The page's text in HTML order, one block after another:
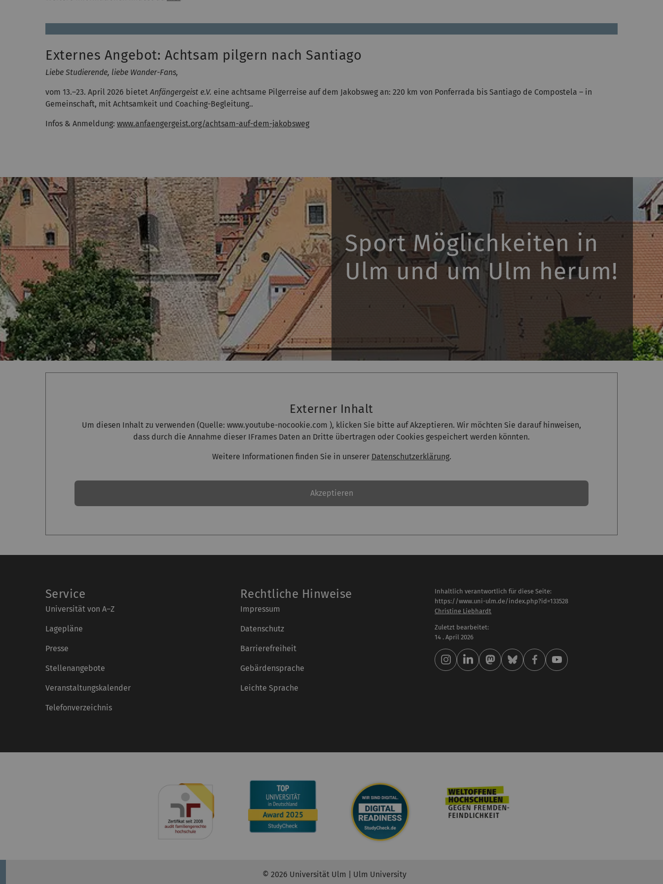
Externes Angebot: Achtsam pilgern nach Santiago
Liebe Studierende, liebe Wander-Fans,
vom 13.–23. April 2026 bietetAnfängergeist e.V. eine achtsame Pilgerreise auf dem Jakobsweg an: 220 km von Ponferrada bis Santiago de Compostela – in
Gemeinschaft, mit Achtsamkeit und Coaching-Begleitung..
Infos & Anmeldung: www.anfaengergeist.org/achtsam-auf-dem-jakobsweg
Sport Möglichkeiten in
Ulm und um Ulm herum!
Externer Inhalt
Um diesen Inhalt zu verwenden (Quelle: www.youtube-nocookie.com ), klicken Sie bitte auf Akzeptieren. Wir möchten Sie darauf hinweisen,
dass durch die Annahme dieser IFrames Daten an Dritte übertragen oder Cookies gespeichert werden könnten.
Weitere Informationen finden Sie in unserer Datenschutzerklärung.
Akzeptieren
Service
Universität von A–Z
Lagepläne
Presse
Stellenangebote
Veranstaltungskalender
Telefonverzeichnis
Rechtliche Hinweise
Impressum
Datenschutz
Barrierefreiheit
Gebärdensprache
Leichte Sprache
Inhaltlich verantwortlich für diese Seite:
https://www.uni-ulm.de/index.php?id=133528
Christine Liebhardt
Zuletzt bearbeitet:
14 . April 2026
© 2026 Universität Ulm | Ulm University